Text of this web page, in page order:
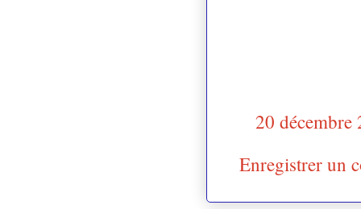
20 décembre
Enregistrer un